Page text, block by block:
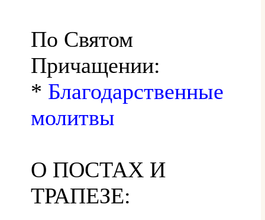
По Святом
Причащении:
* Благодарственные
молитвы
О ПОСТАХ И
ТРАПЕЗЕ: